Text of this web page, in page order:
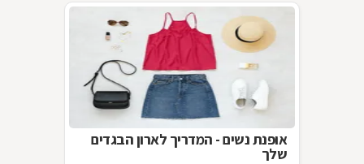
אופנת נשים - המדריך לארון הבגדים
שלך